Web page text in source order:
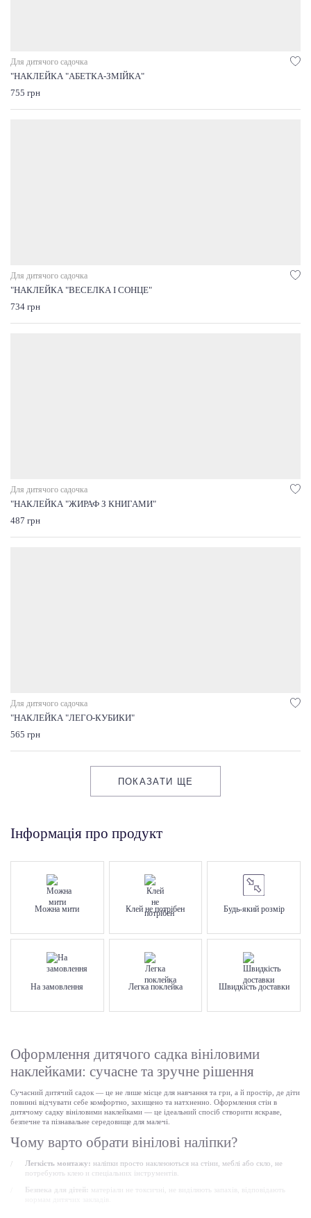
Для дитячого садочка
"НАКЛЕЙКА "АБЕТКА-ЗМІЙКА"
755 грн
Для дитячого садочка
"НАКЛЕЙКА "ВЕСЕЛКА І СОНЦЕ"
734 грн
Для дитячого садочка
"НАКЛЕЙКА "ЖИРАФ З КНИГАМИ"
487 грн
Для дитячого садочка
"НАКЛЕЙКА "ЛЕГО-КУБИКИ"
565 грн
ПОКАЗАТИ ЩЕ
Інформація про продукт
Можна мити Клей не потрібен Будь-який розмір
На замовлення Легка поклейка Швидкість доставки
Оформлення дитячого садка вініловими
наклейками: сучасне та зручне рішення
Сучасний дитячий садок — це не лише місце для навчання та гри, а й простір, де діти
повинні відчувати себе комфортно, захищено та натхненно. Оформлення стін в
дитячому садку вініловими наклейками — це ідеальний спосіб створити яскраве,
безпечне та пізнавальне середовище для малечі.
Чому варто обрати вінілові наліпки?
Легкість монтажу: наліпки просто наклеюються на стіни, меблі або скло, не
потребують клею и спеціальних інструментів.
Безпека для дітей:
матеріали не токсичні, не виділяють запахів, відповідають